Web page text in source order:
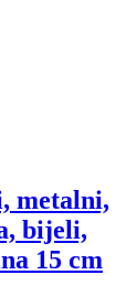
metalni,
bijeli,
15 cm